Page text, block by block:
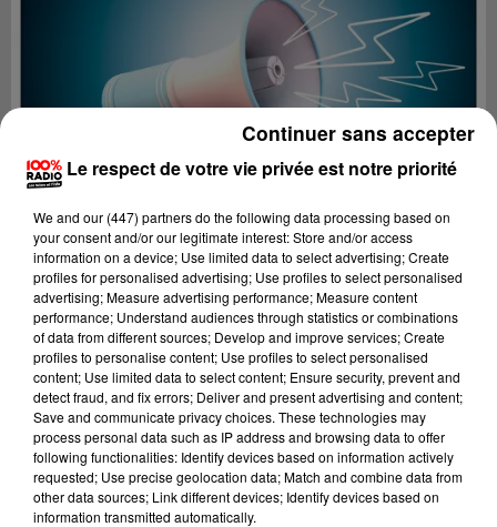
Lecture (4 min 19 sec)
100%
Le respect de votre vie privée est notre priorité
We and our (447) partnersdo the following data processing based on
your consent and/or our legitimate interest: Store and/or access
information on a device; Use limited data to select advertising; Create
profiles for personalised advertising; Use profiles to select personalised
advertising; Measure advertising performance; Measure content
performance; Understand audiences through statistics or combinations
of data from different sources; Develop and improve services; Create
profiles to personalise content; Use profiles to select personalised
content; Use limited data to select content; Ensure security, prevent and
detect fraud, and fix errors; Deliver and present advertising and content;
Save and communicate privacy choices. These technologies may
process personal data such as IP address and browsing data to offer
following functionalities: Identify devices based on information actively
requested; Use precise geolocation data; Match and combine data from
other data sources; Link different devices; Identify devices based on
information transmitted automatically.
Continuer sans accepter